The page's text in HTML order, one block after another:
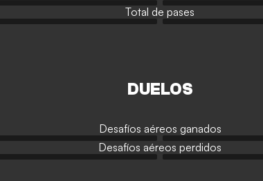
Total de pases
DUELOS
Desafíos aéreos ganados
Desafíos aéreos perdidos